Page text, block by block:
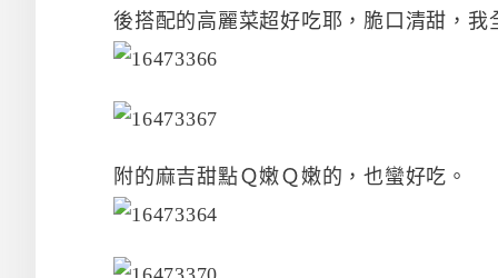
後搭配的高麗菜超好吃耶，脆口清甜，我
附的麻吉甜點Ｑ嫩Ｑ嫩的，也蠻好吃。